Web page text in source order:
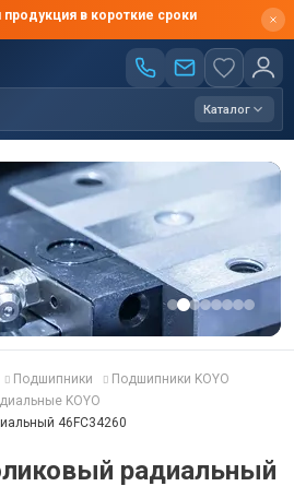
продукция в короткие сроки
Каталог
Подшипники
Подшипники KOYO
KOYO
46FC34260
радиальный